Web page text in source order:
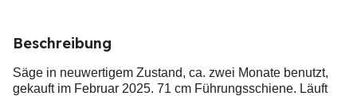
Beschreibung
Säge in neuwertigem Zustand, ca. zwei Monate benutzt,
gekauft im Februar 2025. 71 cm Führungsschiene. Läuft